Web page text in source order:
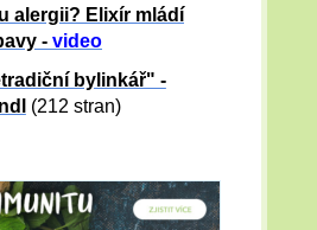
alergii? Elixír mládí
- video
bylinkář" -
(212 stran)